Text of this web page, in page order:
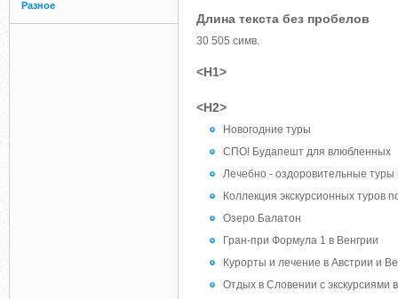
Разное
Длина текста без пробелов
30 505 симв.
<H1>
<H2>
Новогодние туры
СПО! Будапешт для влюбленных
Лечебно - оздоровительные туры
Коллекция экскурсионных туров
Озеро Балатон
Гран-при Формула 1 в Венгрии
Курорты и лечение в Австрии и
Отдых в Словении с экскурсиями